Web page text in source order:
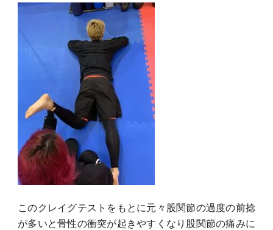
このクレイグテストをもとに元々股関節の過度の前捻
が多いと骨性の衝突が起きやすくなり股関節の痛みに